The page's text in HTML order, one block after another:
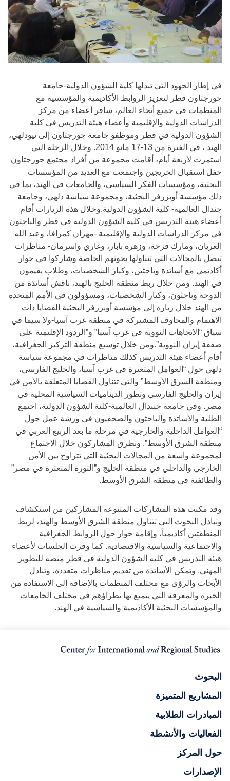
في إطار الجهود التي تبذلها كلية الشؤون الدولية-جامعة
جورجتاون قطر لتعزيز الروابط الأكاديمية والمؤسسية مع
المنظمات في جميع أنحاء العالم، سافر أعضاء من مركز
الدراسات الدولية والإقليمية وأعضاء هيئة التدريس في كلية
الشؤون الدولية في قطر وموظفو جامعة جورجتاون إلى نيودلهي،
الهند ، في الفترة من 13-17 مايو 2014. وخلال الرحلة التي
استمرت لأربعة أيام، أقامت مجموعة من أفراد مجتمع جورجتاون
حفل استقبال الخريجين واجتمعت مع العديد من المؤسسات
البحثية، ومؤسسات الفكر السياسي، والجامعات في الهند، بما في
ذلك مؤسسة أوبزرفر البحثية، ومجموعة سياسة دلهي، وجامعة
جندال العالمية- كلية الشؤون الدولية.وخلال هذه الزيارات أقام
أعضاء هيئة التدريس في كلية الشؤون الدولية في قطر والباحثون
في مركز الدراسات الدولية والإقليمية -مهران كمرافا، وعبد الله
العريان، ومارك فرحة، وزهرة بابار، وغاري واسرمان- مناظرات
تتصل بالمجالات التي تتناولها بحوثهم الخاصة وشاركوا في حوار
أكاديمي مع أساتذة وباحثين، وكبار الشخصيات، وطلاب يقيمون
في الهند. ومن خلال ربط منطقة الخليج بالهند، ناقش أساتذة من
الدوحة وباحثون، وكبار الشخصيات، ومسؤولون في الأمم المتحدة
من الهند خلال زيارة إلى مؤسسة أوبزرفر البحثية القضايا ذات
الاهتمام والمخاوف المشتركة في منطقة غرب آسيا-ولا سيما في
سياق “الاتجاهات النووية في غرب آسيا” و”الردود الإقليمية على
صفقة إيران النووية”.ومن خلال توسيع منطقة التركيز الجغرافية،
أقام أعضاء هيئة التدريس كذلك مناظرات في مجموعة سياسة
دلهي حول “العوامل المتغيرة في غرب آسيا، والخليج الفارسي،
ومنطقة الشرق الأوسط” والتي تتناول القضايا المتعلقة بالأمن في
إيران والخليج الفارسي وتطور الديناميات السياسية المحلية في
مصر. وفي جامعة جيندال العالمية-كلية الشؤون الدولية، اجتمع
الطلبة والأساتذة والباحثون والصحفيون في ورشة عمل حول
“العوامل الداخلية والخارجية في مرحلة ما بعد الربيع العربي في
منطقة الشرق الأوسط”. وتطرق المشاركون خلال الاجتماع
لمجموعة واسعة من المجالات البحثية التي تتراوح بين الأمن
الخارجي والداخلي في منطقة الخليج و”الثورة المتعثرة في مصر”
والطائفية في منطقة الشرق الأوسط.
وقد مكنت هذه المشاركات المتنوعة المشاركين من استكشاف
وتبادل البحوث التي تتناول منطقة الشرق الأوسط والهند، لربط
المنطقتين أكاديمياً، وإقامة حوار حول الروابط الجغرافية
والاجتماعية والسياسية والاقتصادية. كما وفرت الجلسات لأعضاء
هيئة التدريس في كلية الشؤون الدولية في قطر منصة للتطوير
المهني. وتمكن الأساتذة من تقديم مناظرات متعددة، وتبادل
الأبحاث والرؤى مع مختلف المنظمات بالإضافة إلى الاستفادة من
الخبرة والمعرفة التي يتمتع بها نظراؤهم في مختلف الجامعات
والمؤسسات البحثية الأكاديمية والسياسية في الهند.
البحوث
المشاريع المتميزة
المبادرات الطلابية
الفعاليات والأنشطة
حول المركز
الإصدارات